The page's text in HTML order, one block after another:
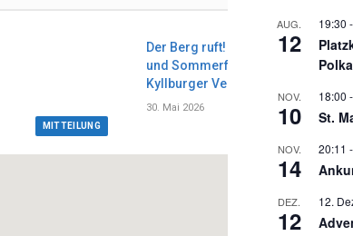
MITTEILUNG
Der Berg ruft! Kirmes
und Sommerfest der
Kyllburger Vereine
30. Mai 2026
AUG.
12
19:30 -
NOV.
10
18:00 -
St.
NOV.
14
20:11 -
DEZ.
12
12.